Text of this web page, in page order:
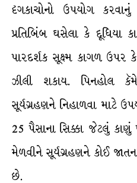
દૃગકાચોનો ઉપયોગ
પ્રતિબિંબ ઘસેલા કે દૂધિયા
પારદર્શક સૂક્ષ્મ કાગળ ઉપર
ઝીલી શકાય. પિનહોલ
સૂર્યગ્રહણને નિહાળવા માટે
25 પૈસાના સિક્કા જેટલું કાણું
મેળવીને સૂર્યગ્રહણને કોઈ
છે.